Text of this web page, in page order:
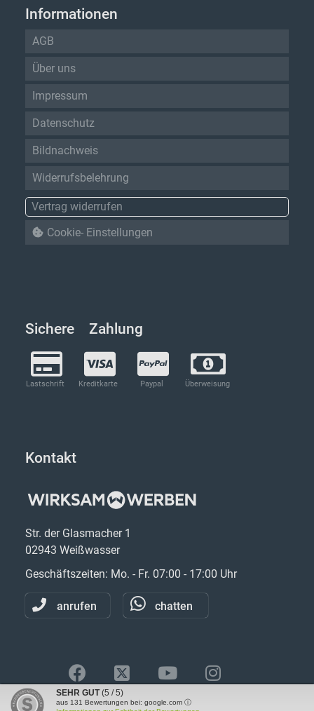
Sichere Zahlung
Lastschrift Kreditkarte Paypal Überweisung
Informationen
AGB
Über uns
Impressum
Datenschutz
Bildnachweis
Widerrufsbelehrung
Vertrag widerrufen
Cookie- Einstellungen
Kontakt
Str. der Glasmacher 1
02943 Weißwasser
Geschäftszeiten: Mo. - Fr. 07:00 - 17:00 Uhr
anrufen chatten
SEHR GUT (5 / 5)
aus 131 Bewertungen bei: google.com ⓘ